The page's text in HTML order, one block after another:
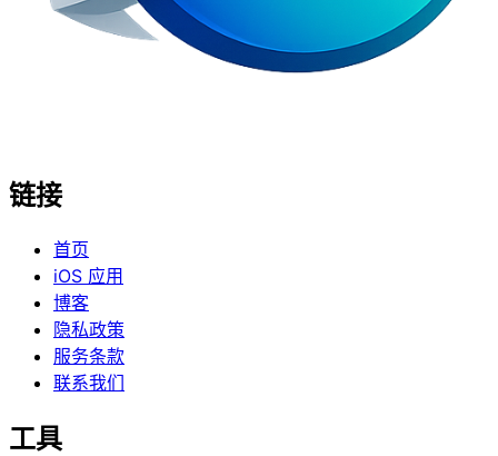
链接
首页
iOS 应用
博客
隐私政策
服务条款
联系我们
工具